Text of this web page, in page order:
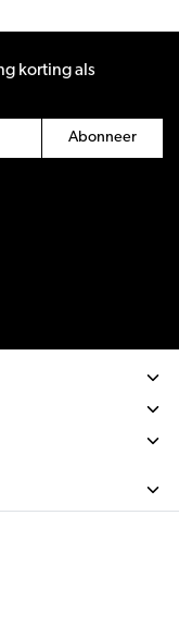
korting als
Abonneer